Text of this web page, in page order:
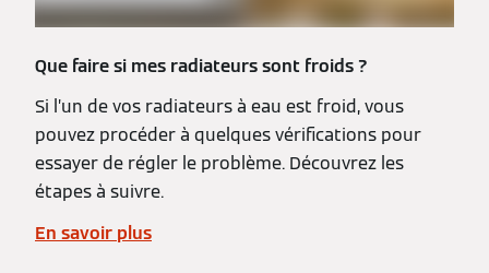
Que faire si mes radiateurs sont froids ?
Si l’un de vos radiateurs à eau est froid, vous
pouvez procéder à quelques vérifications pour
essayer de régler le problème. Découvrez les
étapes à suivre.
En savoir plus